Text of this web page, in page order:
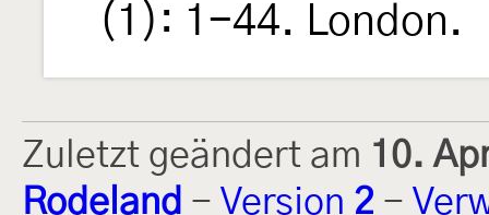
(1): 1-44. London.
Zuletzt geändert am 10.
Rodeland - Version 2 -